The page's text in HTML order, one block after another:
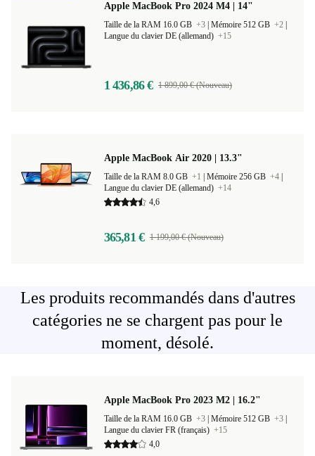
Apple MacBook Pro 2024 M4 | 14"
Taille de la RAM 16.0 GB +3 Mémoire 512 GB +2
Langue du clavier DE (allemand) +15
1 436,86 € 1 899,00 € (Nouveau)
Apple MacBook Air 2020 | 13.3"
Taille de la RAM 8.0 GB +1 Mémoire 256 GB +4
Langue du clavier DE (allemand) +14
4,6
365,81 € 1 199,00 € (Nouveau)
Les produits recommandés dans d'autres
catégories ne se chargent pas pour le
moment, désolé.
Apple MacBook Pro 2023 M2 | 16.2"
Taille de la RAM 16.0 GB +3 Mémoire 512 GB +3
Langue du clavier FR (français) +15
4,0